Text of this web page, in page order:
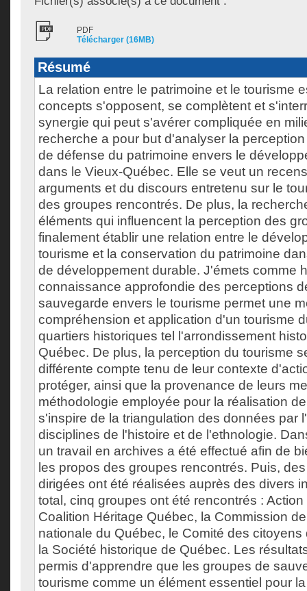
PDF
Télécharger (16MB)
Résumé
La relation entre le patrimoine et le tourisme
concepts s'opposent, se complètent et
synergie qui peut s'avérer compliquée en
recherche a pour but d'analyser la
de défense du patrimoine envers le
dans le Vieux-Québec. Elle se veut un
arguments et du discours entretenu sur le
des groupes rencontrés. De plus, la
éléments qui influencent la perception des
finalement établir une relation entre le
tourisme et la conservation du patrimoine
de développement durable. J'émets comme
connaissance approfondie des perceptions
sauvegarde envers le tourisme permet une
compréhension et application d'un tourisme
quartiers historiques tel l'arrondissement
Québec. De plus, la perception du tourisme
différente compte tenu de leur contexte
protéger, ainsi que la provenance de leurs
méthodologie employée pour la réalisation
s'inspire de la triangulation des données par
disciplines de l'histoire et de l'ethnologie.
un travail en archives a été effectué afin de
les propos des groupes rencontrés. Puis,
dirigées ont été réalisées auprès des divers
total, cinq groupes ont été rencontrés :
Coalition Héritage Québec, la Commission
nationale du Québec, le Comité des
la Société historique de Québec. Les
permis d'apprendre que les groupes de
tourisme comme un élément essentiel pour